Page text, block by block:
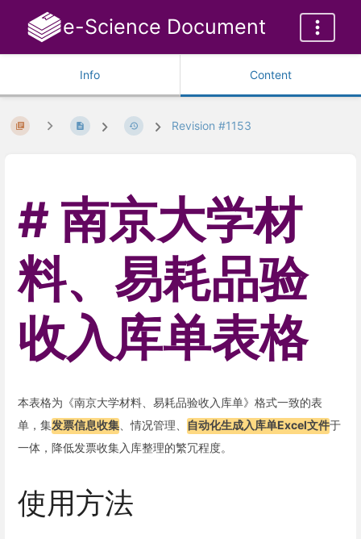
e-Science Document
Info Content
Revision #1153
南京大学材
料、易耗品验
收入库单表格
本表格为《南京大学材料、易耗品验收入库单》格式一致的表
单，集发票信息收集 、情况管理、 自动化生成入库单Excel文件于
一体，降低发票收集入库整理的繁冗程度。
使用方法